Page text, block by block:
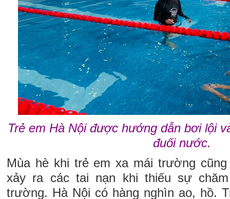
Trẻ em Hà Nội được hướng dẫn bơi lội
đuối nước.
Mùa hè khi trẻ em xa mái trường
xảy ra các tai nạn khi thiếu sự
trường. Hà Nội có hàng nghìn ao, hồ.